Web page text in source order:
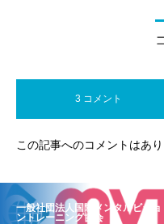
3 コメント
この記事へのコメントはあり
一般社団法人国際メンタルビジョ
ントレーニング協会